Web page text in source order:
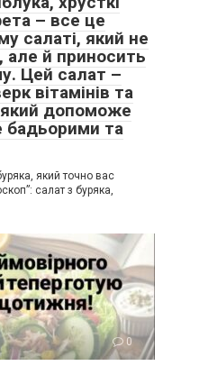
– все це
салаті, який не
але й приносить
Цей салат –
вітамінів та
який допоможе
бадьорими та
який точно вас
салат з буряка,
0